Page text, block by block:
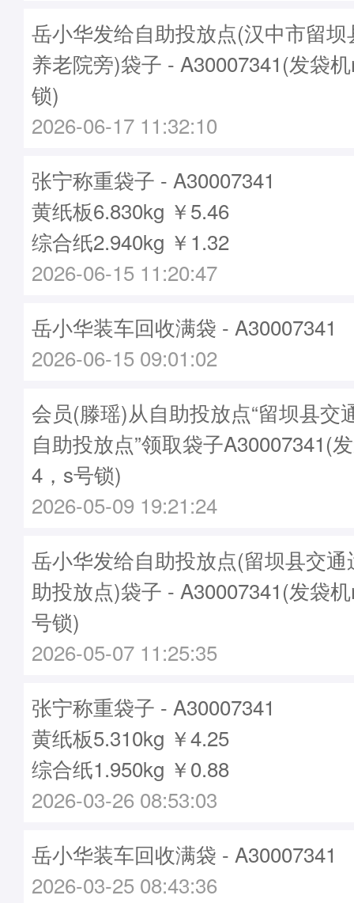
岳小华发给自助投放点(汉中市留
养老院旁)袋子 - A30007341(发袋
锁)
2026-06-17 11:32:10
张宁称重袋子 - A30007341
黄纸板6.830kg ￥5.46
综合纸2.940kg ￥1.32
2026-06-15 11:20:47
岳小华装车回收满袋 - A30007341
2026-06-15 09:01:02
会员(滕瑶)从自助投放点“留坝县交
自助投放点”领取袋子A30007341(
4，s号锁)
2026-05-09 19:21:24
岳小华发给自助投放点(留坝县交
助投放点)袋子 - A30007341(发袋
号锁)
2026-05-07 11:25:35
张宁称重袋子 - A30007341
黄纸板5.310kg ￥4.25
综合纸1.950kg ￥0.88
2026-03-26 08:53:03
岳小华装车回收满袋 - A30007341
2026-03-25 08:43:36